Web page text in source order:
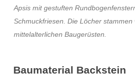
Apsis mit gestuften
Schmuckfriesen. Die Löcher stammen
mittelalterlichen Baugerüsten.
Baumaterial Backstein